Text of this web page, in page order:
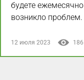
будете
возникло проблем.
12 июля 2023 186